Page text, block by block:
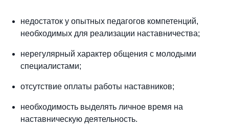
недостаток у опытных педагогов компетенций,
необходимых для реализации наставничества;
нерегулярный характер общения с молодыми
специалистами;
отсутствие оплаты работы наставников;
необходимость выделять личное время на
наставническую деятельность.